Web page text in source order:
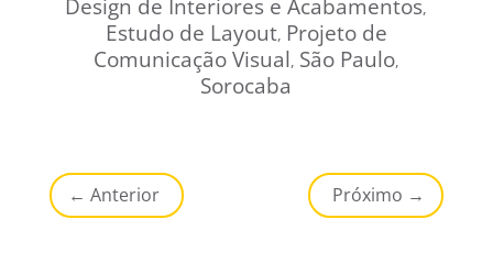
Design de Interiores e Acabamentos,
Estudo de Layout, Projeto de
Comunicação Visual, São Paulo,
Sorocaba
← Anterior Próximo →